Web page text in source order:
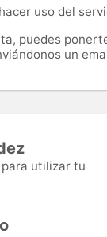
uso del
puedes
un
utilizar tu